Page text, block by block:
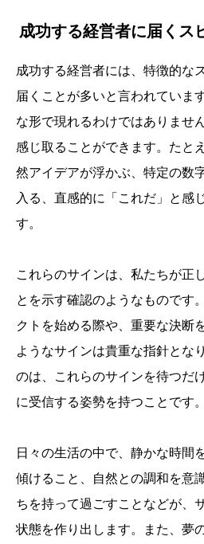
成功する経営者に届くス
成功する経営者には、特徴的な
届くことが多いと言われていま
な形で現れるわけではありませ
感じ取ることができます。たと
然アイデアが浮かぶ、特定の数
入る、直感的に「これだ」と感
す。
これらのサインは、私たちが正
とを示す確認のようなものです
クトを始める際や、重要な決断
ようなサインは貴重な指針とな
のは、これらのサインを待つだ
に受信する姿勢を持つことです。
日々の生活の中で、静かな時間
傾けること、自然との調和を意
ちを持って過ごすことなどが、
状態を作り出します。また、夢